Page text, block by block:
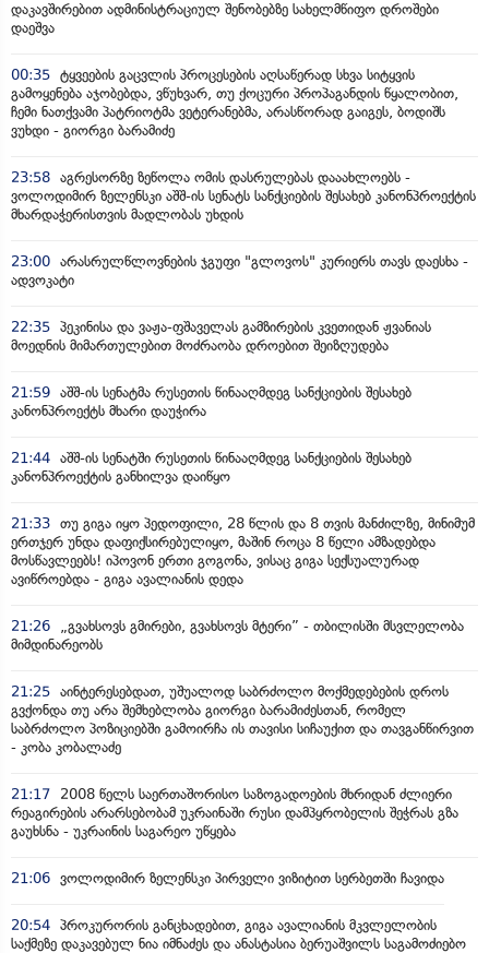
დაკავშირებით ადმინისტრაციულ შენობებზე სახელმწიფო დროშები
დაეშვა
00:35 ტყვეების გაცვლის პროცესების აღსაწერად სხვა სიტყვის
გამოყენება აჯობებდა, ვწუხვარ, თუ ქოცური პროპაგანდის წყალობით,
ჩემი ნათქვამი პატრიოტმა ვეტერანებმა, არასწორად გაიგეს, ბოდიშს
ვუხდი - გიორგი ბარამიძე
23:58 აგრესორზე ზეწოლა ომის დასრულებას დააახლოებს -
ვოლოდიმირ ზელენსკი აშშ-ის სენატს სანქციების შესახებ კანონპროექტის
მხარდაჭერისთვის მადლობას უხდის
23:00 არასრულწლოვნების ჯგუფი "გლოვოს" კურიერს თავს დაესხა -
ადვოკატი
22:35 პეკინისა და ვაჟა-ფშაველას გამზირების კვეთიდან ჟვანიას
მოედნის მიმართულებით მოძრაობა დროებით შეიზღუდება
21:59 აშშ-ის სენატმა რუსეთის წინააღმდეგ სანქციების შესახებ
კანონპროექტს მხარი დაუჭირა
21:44 აშშ-ის სენატში რუსეთის წინააღმდეგ სანქციების შესახებ
კანონპროექტის განხილვა დაიწყო
21:33 თუ გიგა იყო პედოფილი, 28 წლის და 8 თვის მანძილზე, მინიმუმ
ერთჯერ უნდა დაფიქსირებულიყო, მაშინ როცა 8 წელი ამზადებდა
მოსწავლეებს! იპოვონ ერთი გოგონა, ვისაც გიგა სექსუალურად
ავიწროებდა - გიგა ავალიანის დედა
21:26
„გვახსოვს გმირები, გვახსოვს მტერი” - თბილისში მსვლელობა
მიმდინარეობს
21:25 აინტერესებდათ, უშუალოდ საბრძოლო მოქმედებების დროს
გვქონდა თუ არა შემხებლობა გიორგი ბარამიძესთან, რომელ
საბრძოლო პოზიციებში გამოირჩა ის თავისი სიჩაუქით და თავგანწირვით
- კობა კობალაძე
21:17
2008 წელს საერთაშორისო საზოგადოების მხრიდან ძლიერი
რეაგირების არარსებობამ უკრაინაში რუსი დამპყრობელის შეჭრას გზა
გაუხსნა - უკრაინის საგარეო უწყება
21:06 ვოლოდიმირ ზელენსკი პირველი ვიზიტით სერბეთში ჩავიდა
20:54 პროკურორის განცხადებით, გიგა ავალიანის მკვლელობის
საქმეზე დაკავებულ ნია იმნაძეს და ანასტასია ბერუაშვილს საგამოძიებო